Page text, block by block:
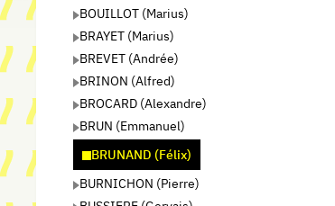
BOUILLOT (Marius)
BRAYET (Marius)
BREVET (Andrée)
BRINON (Alfred)
BROCARD (Alexandre)
BRUN (Emmanuel)
BRUNAND (Félix)
BURNICHON (Pierre)